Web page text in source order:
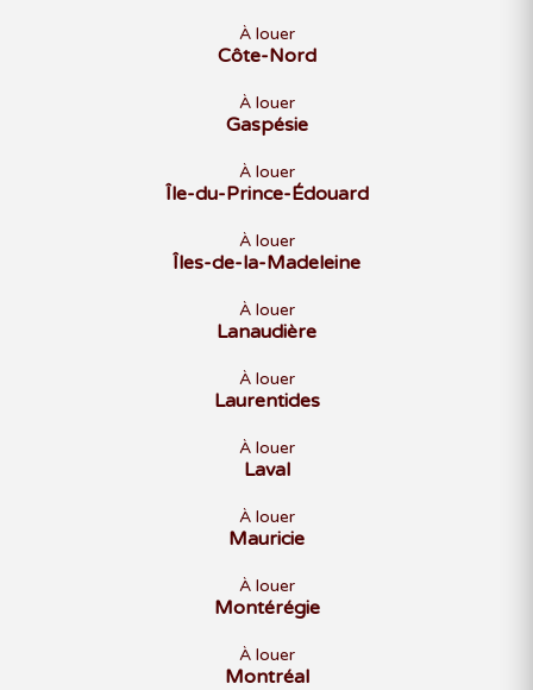
À louer
Côte-Nord
À louer
Gaspésie
À louer
Île-du-Prince-Édouard
À louer
Îles-de-la-Madeleine
À louer
Lanaudière
À louer
Laurentides
À louer
Laval
À louer
Mauricie
À louer
Montérégie
À louer
Montréal